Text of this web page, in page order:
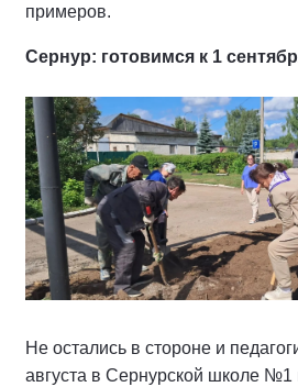
примеров.
Сернур: готовимся к 1
Не остались в стороне и
августа в Сернурской школе №1